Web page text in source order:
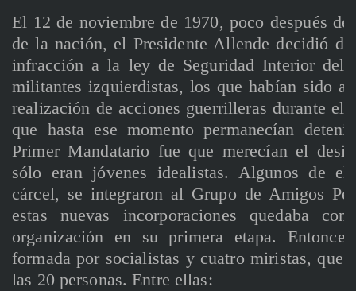
El 12 de noviembre de 1970, poco después
de la nación, el Presidente Allende decidió
infracción a la ley de Seguridad Interior del
militantes izquierdistas, los que habían sido
realización de acciones guerrilleras durante el
que hasta ese momento permanecían
Primer Mandatario fue que merecían el
sólo eran jóvenes idealistas. Algunos de
cárcel, se integraron al Grupo de Amigos
estas nuevas incorporaciones quedaba
organización en su primera etapa.
formada por socialistas y cuatro miristas, que
las 20 personas. Entre ellas: